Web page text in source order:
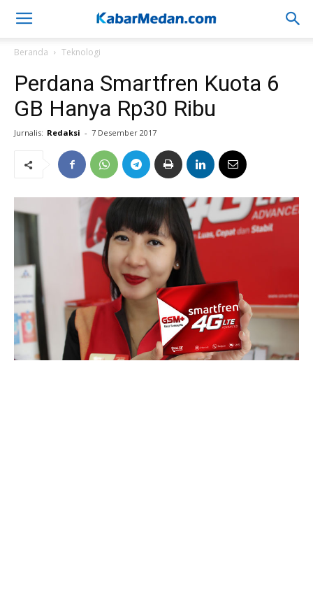
Beranda Teknologi
Perdana Smartfren Kuota 6
GB Hanya Rp30 Ribu
Jurnalis: Redaksi - 7 Desember 2017